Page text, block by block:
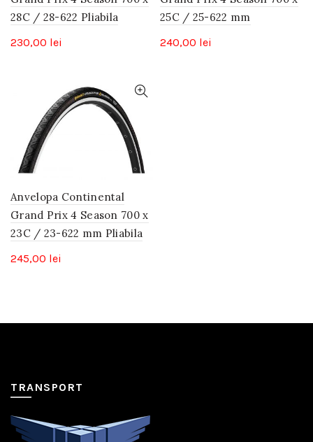
28C / 28-622 Pliabila
230,00 lei
25C / 25-622 mm
240,00 lei
Anvelopa Continental
Grand Prix 4 Season 700 x
23C / 23-622 mm Pliabila
245,00 lei
TRANSPORT